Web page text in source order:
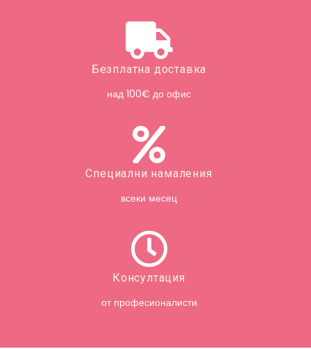
Безплатна доставка
над 100€ до офис
Специални намаления
всеки месец
Консултация
от професионалисти